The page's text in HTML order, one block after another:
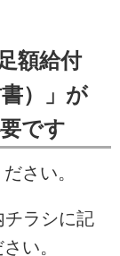
額給付
）」が
です
さい。
ラシに記
い。